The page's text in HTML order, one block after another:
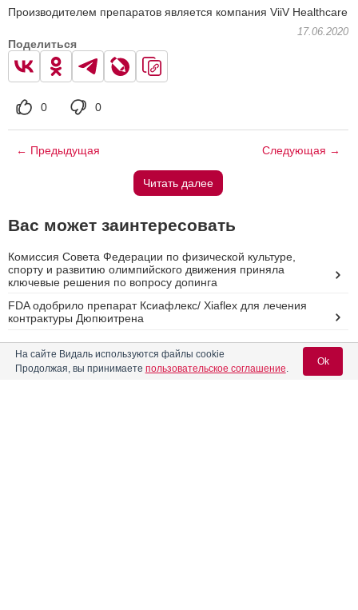
Производителем препаратов является компания ViiV Healthcare
17.06.2020
Поделиться
0 0
← Предыдущая Следующая →
Читать далее
Вас может заинтересовать
Комиссия Совета Федерации по физической культуре,
спорту и развитию олимпийского движения приняла
ключевые решения по вопросу допинга
FDA одобрило препарат Ксиафлекс/ Xiaflex для лечения
контрактуры Дюпюитрена
FDA одобрило препарат Pertzye (панкрелипаза)
Комбинированное противодиабетическое ЛС Xigduo было
На сайте Видаль используются файлы cookie
Продолжая, вы принимаете пользовательское соглашение.
Ok